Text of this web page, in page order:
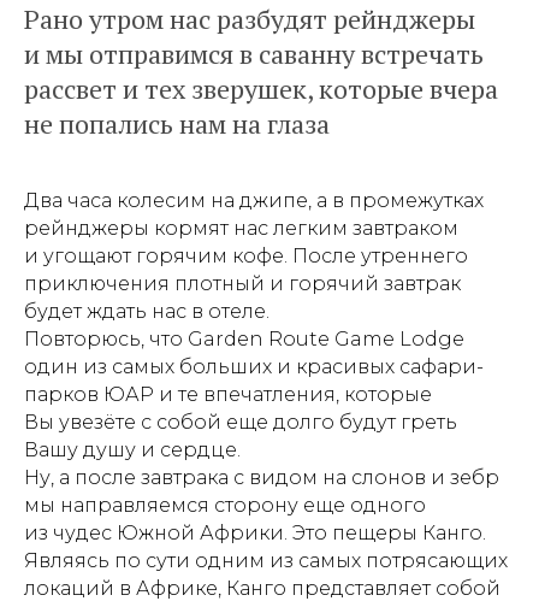
Рано утром нас разбудят рейнджеры
и мы отправимся в саванну встречать
рассвет и тех зверушек, которые вчера
не попались нам на глаза
Два часа колесим на джипе, а в промежутках
рейнджеры кормят нас легким завтраком
и угощают горячим кофе. После утреннего
приключения плотный и горячий завтрак
будет ждать нас в отеле.
Повторюсь, что Garden Route Game Lodge
один из самых больших и красивых сафари-
парков ЮАР и те впечатления, которые
Вы увезёте с собой еще долго будут греть
Вашу душу и сердце.
Ну, а после завтрака с видом на слонов и зебр
мы направляемся сторону еще одного
из чудес Южной Африки. Это пещеры Канго.
Являясь по сути одним из самых потрясающих
локаций в Африке, Канго представляет собой